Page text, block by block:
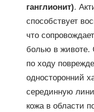
ганглионит).
способствует
что
болью в животе.
по ходу
односторонний
серединную
кожа в области